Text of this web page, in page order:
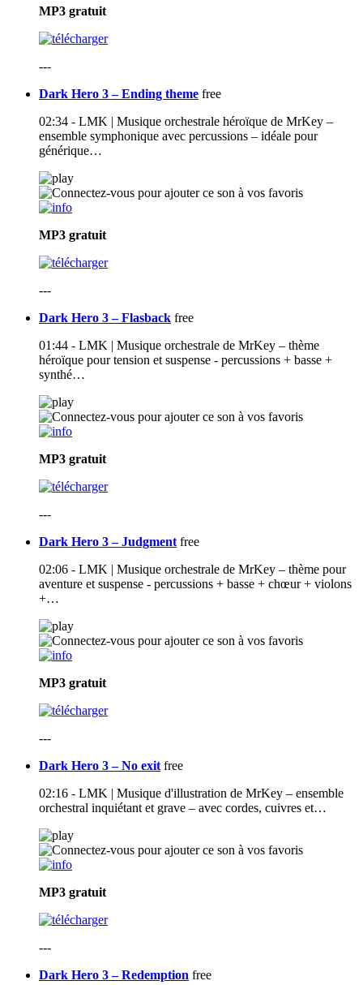
MP3 gratuit
---
Dark Hero 3 – Ending theme free
02:34 - LMK | Musique orchestrale héroïque de MrKey –
ensemble symphonique avec percussions – idéale pour
générique…
MP3 gratuit
---
Dark Hero 3 – Flasback free
01:44 - LMK | Musique orchestrale de MrKey – thème
héroïque pour tension et suspense - percussions + basse +
synthé…
MP3 gratuit
---
Dark Hero 3 – Judgment free
02:06 - LMK | Musique orchestrale de MrKey – thème pour
aventure et suspense - percussions + basse + chœur + violons
+…
MP3 gratuit
---
Dark Hero 3 – No exit free
02:16 - LMK | Musique d'illustration de MrKey – ensemble
orchestral inquiétant et grave – avec cordes, cuivres et…
MP3 gratuit
---
Dark Hero 3 – Redemption free